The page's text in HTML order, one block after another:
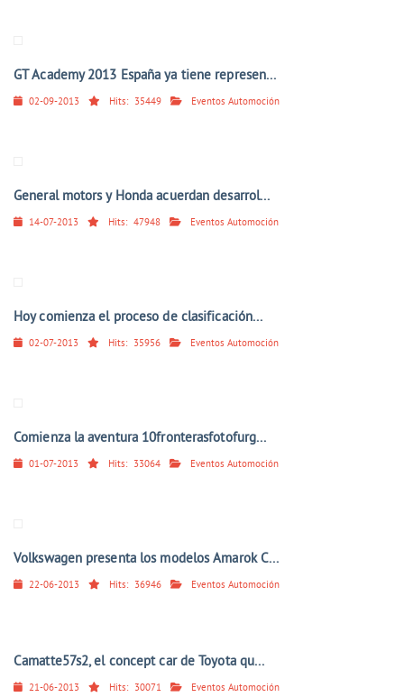
GT Academy 2013 España ya tiene represen...
02-09-2013 Hits: 35449 Eventos Automoción
General motors y Honda acuerdan desarrol...
14-07-2013 Hits: 47948 Eventos Automoción
Hoy comienza el proceso de clasificación...
02-07-2013 Hits: 35956 Eventos Automoción
Comienza la aventura 10fronterasfotofurg...
01-07-2013 Hits: 33064 Eventos Automoción
Volkswagen presenta los modelos Amarok C...
22-06-2013 Hits: 36946 Eventos Automoción
Camatte57s2, el concept car de Toyota qu...
21-06-2013 Hits: 30071 Eventos Automoción